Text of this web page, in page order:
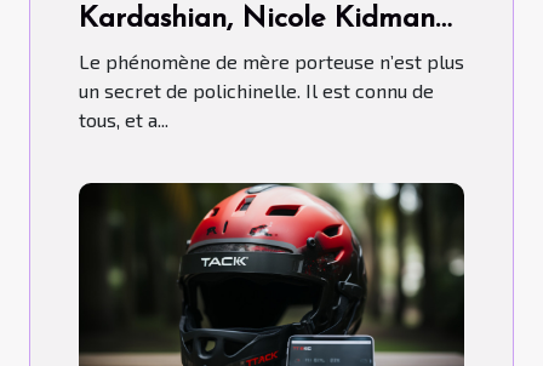
Kardashian, Nicole Kidman…
ont-ils fait recours aux Mères
porteuses ?
Le phénomène de mère porteuse n’est plus
un secret de polichinelle. Il est connu de
tous, et a...